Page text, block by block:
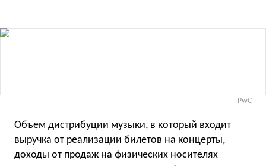
PwC
Объем дистрибуции музыки, в который входит
выручка от реализации билетов на концерты,
доходы от продаж на физических носителях